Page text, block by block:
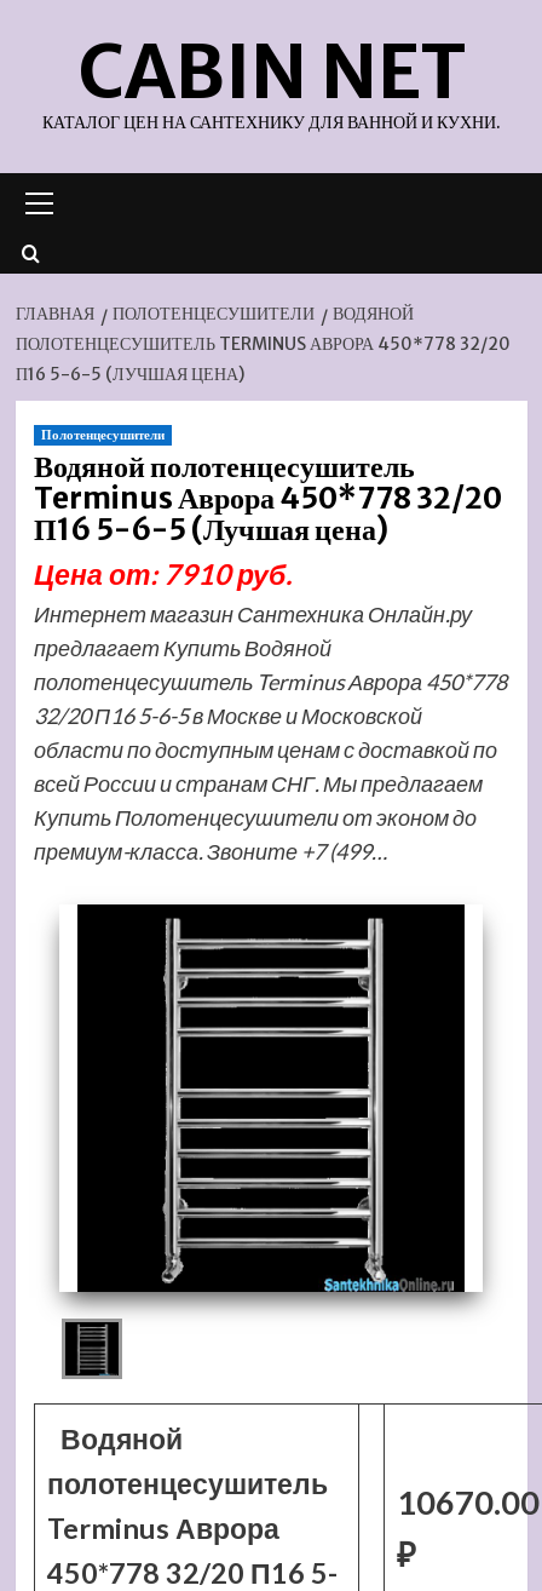
содержимомуCABIN NET
КАТАЛОГ ЦЕН НА САНТЕХНИКУ ДЛЯ ВАННОЙ И КУХНИ.
меню
ГЛАВНАЯ ПОЛОТЕНЦЕСУШИТЕЛИ
ВОДЯНОЙ
ПОЛОТЕНЦЕСУШИТЕЛЬ TERMINUS АВРОРА 450*778 32/20
П16 5-6-5 (ЛУЧШАЯ ЦЕНА)
Полотенцесушители
Водяной полотенцесушитель
Terminus Аврора 450*778 32/20
П16 5-6-5 (Лучшая цена)
Цена от: 7910 руб.
Интернет магазин Сантехника Онлайн.ру
предлагает Купить Водяной
полотенцесушитель Terminus Аврора 450*778
32/20 П16 5-6-5 в Москве и Московской
области по доступным ценам с доставкой по
всей России и странам СНГ. Мы предлагаем
Купить Полотенцесушители от эконом до
премиум-класса. Звоните +7 (499…
Водяной
полотенцесушитель
Terminus Аврора
450*778 32/20 П16 5-
10670.00
₽